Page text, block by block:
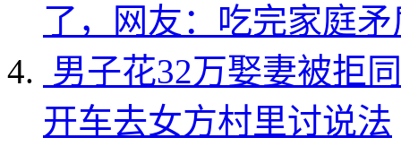
了，网友：吃完家庭
男子花32万娶妻被拒
开车去女方村里讨说法